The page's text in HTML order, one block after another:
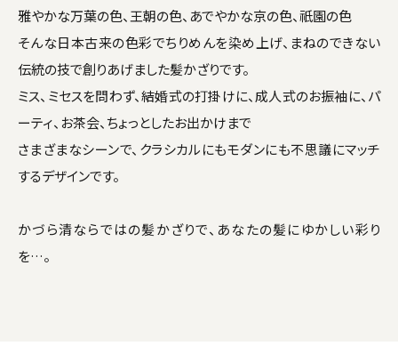
雅やかな万葉の色、王朝の色、あでやかな京の色、祇園の色
そんな日本古来の色彩でちりめんを染め上げ、まねのできない
伝統の技で創りあげました髪かざりです。
ミス、ミセスを問わず、結婚式の打掛けに、成人式のお振袖に、パ
ーティ、お茶会、ちょっとしたお出かけまで
さまざまなシーンで、クラシカルにもモダンにも不思議にマッチ
するデザインです。
かづら清ならではの髪かざりで、あなたの髪にゆかしい彩り
を…。